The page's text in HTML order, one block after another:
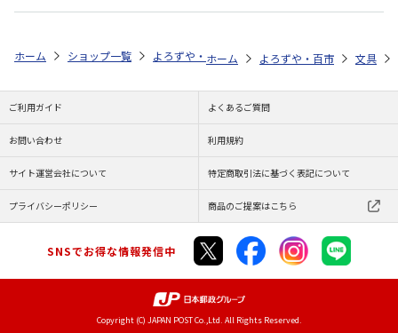
ホーム ショップ一覧 よろずや・百市 民族衣装柄マスキングテープ
ホーム よろずや・百市 文具
ご利用ガイド よくあるご質問
お問い合わせ 利用規約
サイト運営会社について 特定商取引法に基づく表記について
プライバシーポリシー 商品のご提案はこちら
SNSでお得な情報発信中
Copyright (C) JAPAN POST Co.,Ltd. All Rights Reserved.